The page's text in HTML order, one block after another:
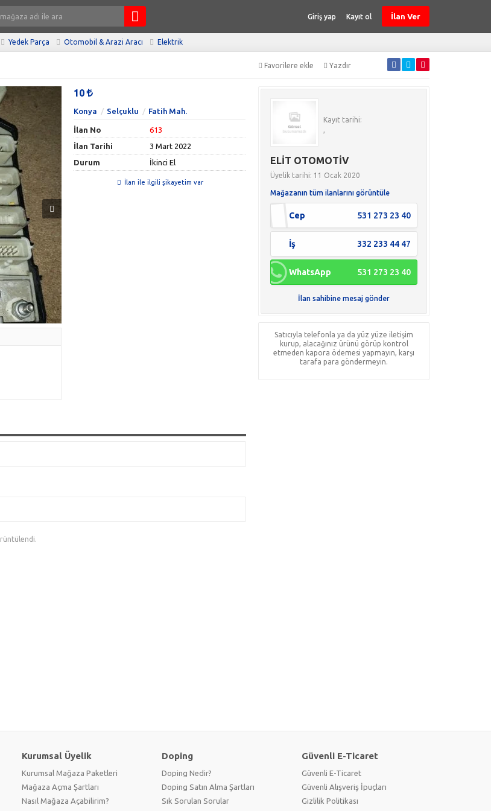
Giriş yap Kayıt ol İlan Ver
Yedek Parça Otomobil & Arazi Aracı Elektrik
Favorilere ekle Yazdır
10
Konya Selçuklu Fatih Mah.
İlan No
613
İlan Tarihi
3 Mart 2022
Durum
İkinci El
İlan ile ilgili şikayetim var
Kayıt tarihi:
,
ELİT OTOMOTİV
Üyelik tarihi: 11 Ocak 2020
Mağazanın tüm ilanlarını görüntüle
Cep 531 273 23 40
İş 332 233 44 47
WhatsApp 531 273 23 40
İlan sahibine mesaj gönder
Satıcıyla telefonla ya da yüz yüze iletişim
kurup, alacağınız ürünü görüp kontrol
etmeden kapora ödemesi yapmayın, karşı
tarafa para göndermeyin.
Kurumsal Üyelik
Kurumsal Mağaza Paketleri
Mağaza Açma Şartları
Nasıl Mağaza Açabilirim?
Doping
Doping Nedir?
Doping Satın Alma Şartları
Sık Sorulan Sorular
Güvenli E-Ticaret
Güvenli E-Ticaret
Güvenli Alışveriş İpuçları
Gizlilik Politikası